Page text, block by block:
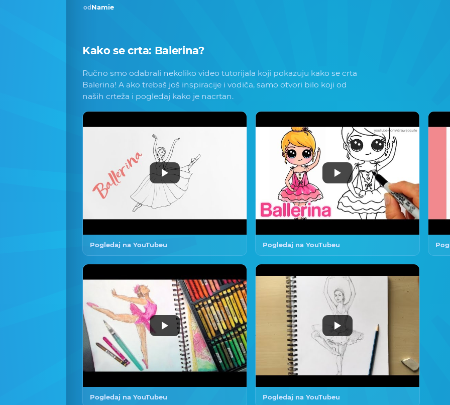
od Namie
Kako se crta: Balerina?
Ručno smo odabrali nekoliko video tutorijala koji pokazuju kako se crta
Balerina! A ako trebaš još inspiracije i vodiča, samo otvori bilo koji od
naših crteža i pogledaj kako je nacrtan.
Pogledaj na YouTubeu Pogledaj na YouTubeu
Pogledaj na YouTubeu Pogledaj na YouTubeu